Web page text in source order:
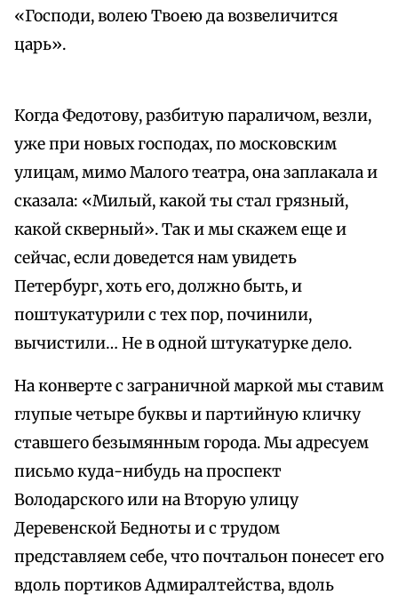
«Господи, волею Твоею да возвеличится
царь».
Когда Федотову, разбитую параличом, везли,
уже при новых господах, по московским
улицам, мимо Малого театра, она заплакала и
сказала: «Милый, какой ты стал грязный,
какой скверный». Так и мы скажем еще и
сейчас, если доведется нам увидеть
Петербург, хоть его, должно быть, и
поштукатурили с тех пор, починили,
вычистили… Не в одной штукатурке дело.
На конверте с заграничной маркой мы ставим
глупые четыре буквы и партийную кличку
ставшего безымянным города. Мы адресуем
письмо куда-нибудь на проспект
Володарского или на Вторую улицу
Деревенской Бедноты и с трудом
представляем себе, что почтальон понесет его
вдоль портиков Адмиралтейства, вдоль